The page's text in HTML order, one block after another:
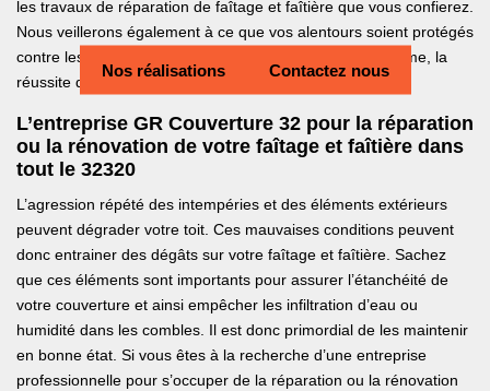
Nos réalisations Contactez nous
les travaux de réparation de faîtage et faîtière que vous confierez.
Nous veillerons également à ce que vos alentours soient protégés
contre les chutes d’éléments. Avec notre professionnalisme, la
réussite de votre projet sera garantie.
L’entreprise GR Couverture 32 pour la réparation
ou la rénovation de votre faîtage et faîtière dans
tout le 32320
L’agression répété des intempéries et des éléments extérieurs
peuvent dégrader votre toit. Ces mauvaises conditions peuvent
donc entrainer des dégâts sur votre faîtage et faîtière. Sachez
que ces éléments sont importants pour assurer l’étanchéité de
votre couverture et ainsi empêcher les infiltration d’eau ou
humidité dans les combles. Il est donc primordial de les maintenir
en bonne état. Si vous êtes à la recherche d’une entreprise
professionnelle pour s’occuper de la réparation ou la rénovation